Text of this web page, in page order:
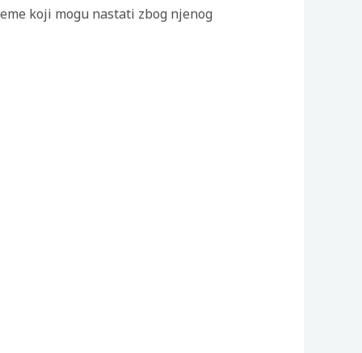
koji mogu nastati zbog njenog